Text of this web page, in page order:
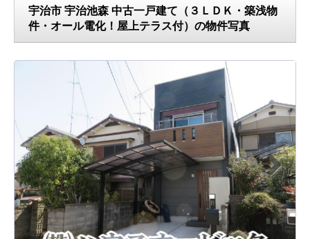
宇治市 宇治池森 中古一戸建て（３ＬＤＫ・築浅物
件・オール電化！屋上テラス付）の物件写真
N
ext